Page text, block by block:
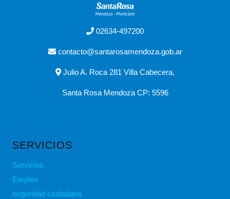
02634-497200
contacto@santarosamendoza.gob.ar
Julio A. Roca 281 Villa Cabecera,
Santa Rosa Mendoza CP: 5596
SERVICIOS
Servicios
Empleo
seguridad ciudadana